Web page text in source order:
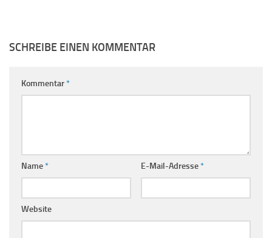
SCHREIBE EINEN KOMMENTAR
Kommentar*
Name* E-Mail-Adresse*
Website